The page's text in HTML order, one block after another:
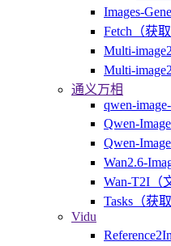
Images-
Fetch（获
Multi-
Multi-
通义万相
qwen-
Qwen-
Qwen-
Wan2.6-
Wan-T2I（
Tasks（获
Vidu